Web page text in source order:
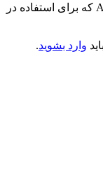
هادی هوایی آلومینیومی AAC، AAAC و ACSR که برای استفاده در
وارد بشوید.